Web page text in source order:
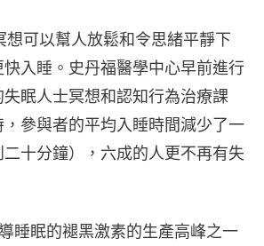
想可以幫人放鬆和令思緒平靜下
入睡。史丹福醫學中心早前進行
眠人士冥想和認知行為治療課
參與者的平均入睡時間減少了一
十分鐘），六成的人更不再有失
睡眠的褪黑激素的生產高峰之一